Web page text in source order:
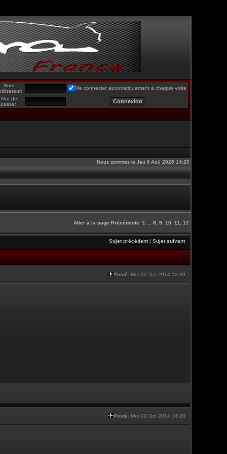
Nom
Me connecter automatiquement à chaque visite
Mot de
passe:
Nous sommes le Jeu 6 Aoû 2026 14:20
Aller à la page Précédente 1 8 9 10 11 12
Sujet précédent| Sujet suivant
Posté: Mer 22 Oct 2014 12:09
Posté: Mer 22 Oct 2014 14:20